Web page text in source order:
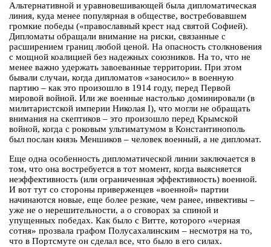
Альтернативной и уравновешивающей была дипломатическая
линия, куда менее популярная в обществе, востребовавшем
громкие победы («православный крест над святой Софией).
Дипломаты обращали внимание на риски, связанные с
расширением границ любой ценой. На опасность столкновения
с мощной коалицией без надежных союзников. На то, что не
менее важно удержать завоеванные территории. При этом
бывали случаи, когда дипломатов «заносило» в военную
партию – как это произошло в 1914 году, перед Первой
мировой войной. Или же военные настолько доминировали (в
милитаристской империи Николая I), что могли не обращать
внимания на скептиков – это произошло перед Крымской
войной, когда с роковым ультиматумом в Константинополь
был послан князь Меншиков – человек военный, а не дипломат.
Еще одна особенность дипломатической линии заключается в
том, что она востребуется в тот момент, когда выясняется
неэффективность (или ограниченная эффективность) военной.
И вот тут со стороны приверженцев «военной» партии
начинаются новые, еще более резкие, чем ранее, инвективы –
уже не о нерешительности, а о сговорах за спиной и
упущенных победах. Как было с Витте, которого «черная
сотня» прозвала графом Полусахалинским – несмотря на то,
что в Портсмуте он сделал все, что было в его силах.